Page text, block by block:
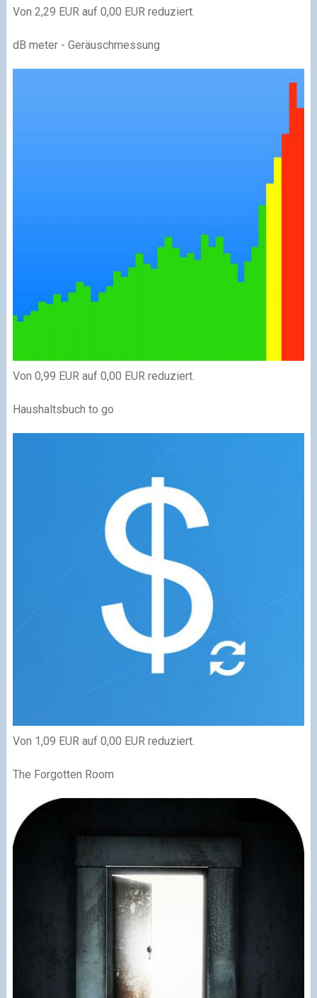
Von 2,29 EUR auf 0,00 EUR reduziert.
dB meter - Geräuschmessung
Von 0,99 EUR auf 0,00 EUR reduziert.
Haushaltsbuch to go
Von 1,09 EUR auf 0,00 EUR reduziert.
The Forgotten Room